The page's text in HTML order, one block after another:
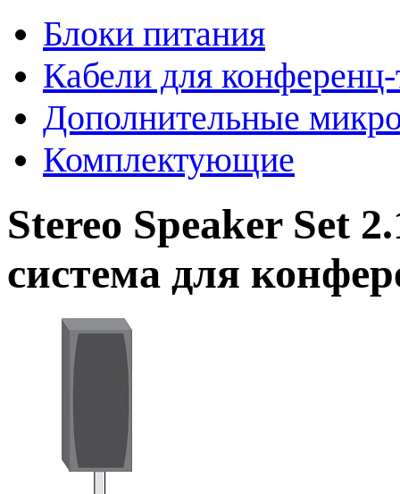
Блоки питания
Кабели для
Дополнительные
Комплектующие
Stereo Speaker Set
система для